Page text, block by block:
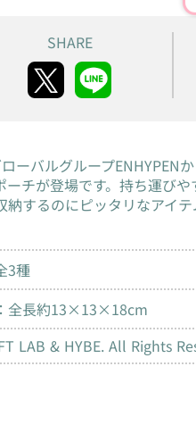
SHARE
ーバルグループENHYPEN
ーチが登場です。持ち運び
納するのにピッタリなアイテ
3種
全長約13×13×18cm
LAB & HYBE. All Rights